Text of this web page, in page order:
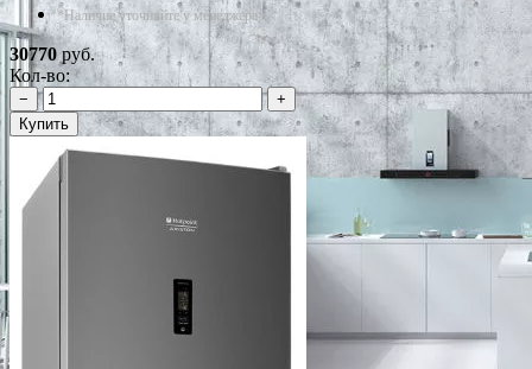
*Наличие уточняйте у менеджера
30770руб.
Кол-во:
−
+
Купить